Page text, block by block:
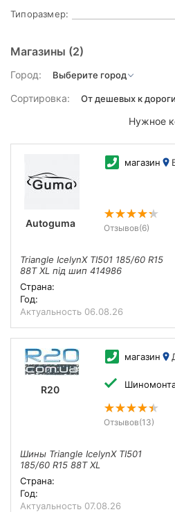
Типоразмер:
Магазины (2)
Город:
Сортировка:
Нужное
Autoguma
магазин
Отзывов(6)
Triangle IcelynX TI501 185/60 R15
88T XL під шип 414986
Страна:
Год:
Актуальность 06.08.26
R20
магазин
Отзывов(13)
Шины Triangle IcelynX TI501
185/60 R15 88T XL
Страна:
Год:
Актуальность 07.08.26